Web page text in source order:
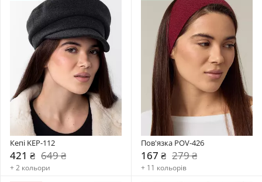
Кепі KEP-112
421 ₴ 649 ₴
+ 2 кольори
Пов'язка POV-426
167 ₴ 279 ₴
+ 11 кольорів